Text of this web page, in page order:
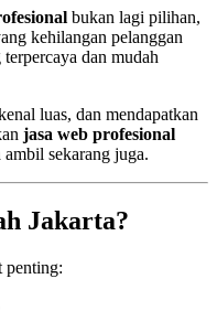
bukan lagi pilihan,
kehilangan pelanggan
dan mudah
luas, dan mendapatkan
jasa web profesional
sekarang juga.
Jakarta?
penting: